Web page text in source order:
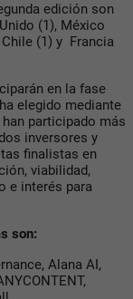
edición son
(1), México
(1) y Francia
en la fase
elegido mediante
participado más
inversores y
finalistas en
viabilidad,
e interés para
son:
Alana AI,